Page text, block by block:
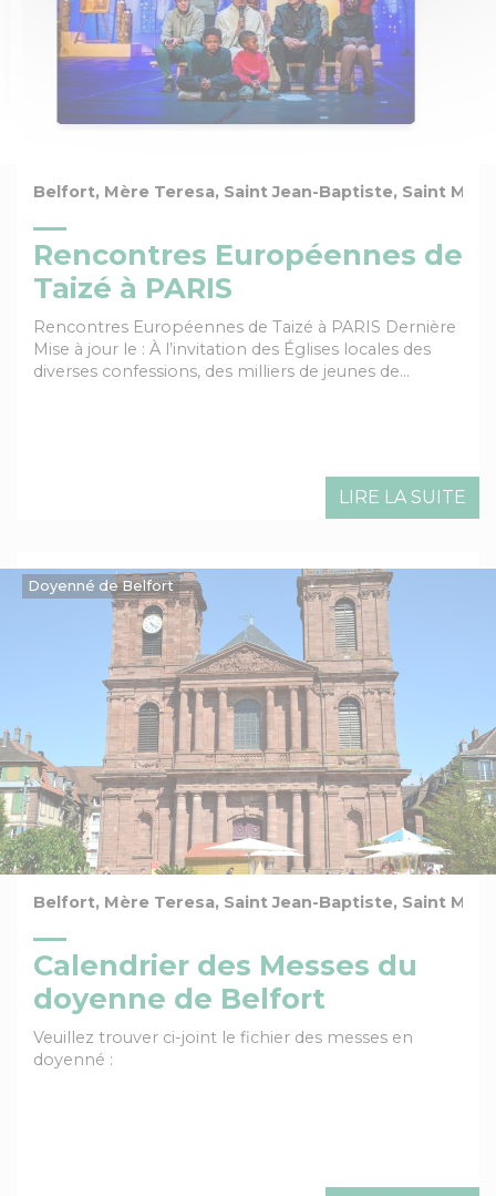
Belfort, Mère Teresa, Saint Jean-Baptiste, Saint
Rencontres Européennes de
Taizé à PARIS
Rencontres Européennes de Taizé à PARIS Dernière
Mise à jour le : À l’invitation des Églises locales des
diverses confessions, des milliers de jeunes de…
LIRE LA SUITE
Doyenné de Belfort
Belfort, Mère Teresa, Saint Jean-Baptiste, Saint
Calendrier des Messes du
doyenne de Belfort
Veuillez trouver ci-joint le fichier des messes en
doyenné :